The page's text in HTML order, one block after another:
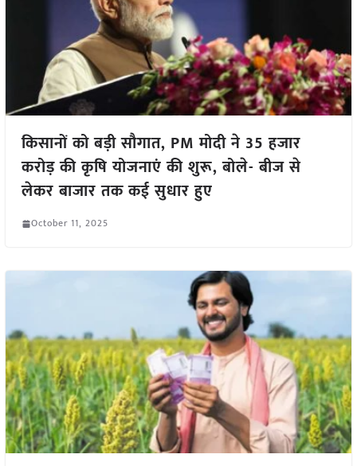
किसानों को बड़ी सौगात, PM मोदी ने 35 हजार
करोड़ की कृषि योजनाएं की शुरू, बोले- बीज से
लेकर बाजार तक कई सुधार हुए
October 11, 2025